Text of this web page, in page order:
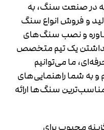
در صنعت سنگ، به
و فروش انواع سنگ
و نصب سنگ‌های
یک تیم متخصص
ما می‌توانیم
و به شما راهنمایی‌های
مناسب‌ترین سنگ‌ها ارائه
محبوب برای